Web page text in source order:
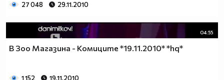
27 048 29.11.2010
04:55
В Зоо Магазина - Комиците *19.11.2010* *hq*
1 152 19.11.2010